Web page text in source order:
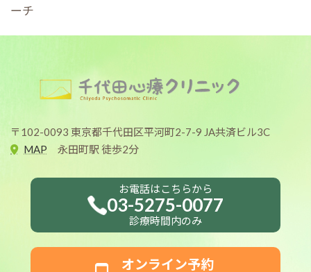
ーチ
〒102-0093 東京都千代田区平河町2-7-9 JA共済ビル3C
MAP 永田町駅 徒歩2分
お電話はこちらから
03-5275-0077
診療時間内のみ
オンライン予約